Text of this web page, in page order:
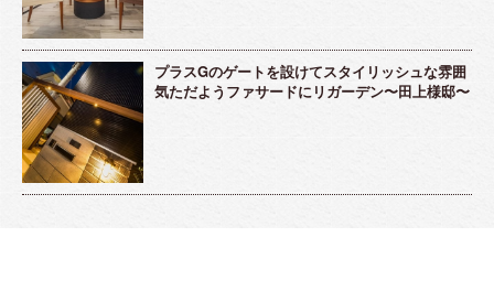
プラスGのゲートを設けてスタイリッシュな雰囲
気ただようファサードにリガーデン〜田上様邸〜